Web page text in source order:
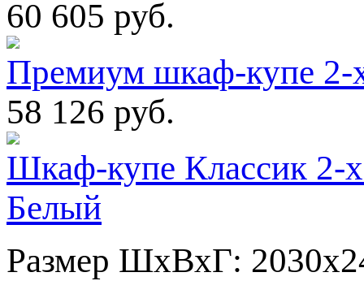
60 605 руб.
Премиум шкаф-купе
58 126 руб.
Шкаф-купе Классик 2-
Белый
Размер ШхВхГ: